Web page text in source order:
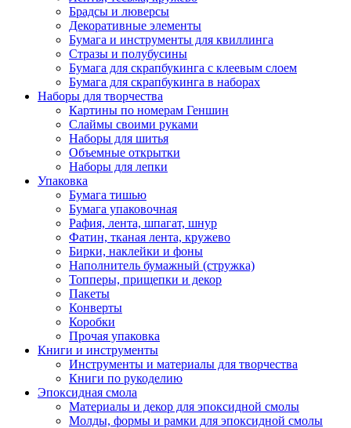
Брадсы и люверсы
Декоративные элементы
Бумага и инструменты для квиллинга
Стразы и полубусины
Бумага для скрапбукинга с клеевым слоем
Бумага для скрапбукинга в наборах
Наборы для творчества
Картины по номерам Геншин
Слаймы своими руками
Наборы для шитья
Объемные открытки
Наборы для лепки
Упаковка
Бумага тишью
Бумага упаковочная
Рафия, лента, шпагат, шнур
Фатин, тканая лента, кружево
Бирки, наклейки и фоны
Наполнитель бумажный (стружка)
Топперы, прищепки и декор
Пакеты
Конверты
Коробки
Прочая упаковка
Книги и инструменты
Инструменты и материалы для творчества
Книги по рукоделию
Эпоксидная смола
Материалы и декор для эпоксидной смолы
Молды, формы и рамки для эпоксидной смолы